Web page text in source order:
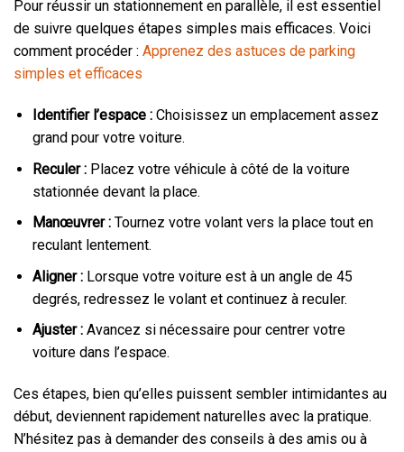
Pour réussir un stationnement en parallèle, il est essentiel
de suivre quelques étapes simples mais efficaces. Voici
comment procéder : Apprenez des astuces de parking
simples et efficaces
Identifier l’espace :Choisissez un emplacement assez
grand pour votre voiture.
Reculer :Placez votre véhicule à côté de la voiture
stationnée devant la place.
Manœuvrer :Tournez votre volant vers la place tout en
reculant lentement.
Aligner :Lorsque votre voiture est à un angle de 45
degrés, redressez le volant et continuez à reculer.
Ajuster :Avancez si nécessaire pour centrer votre
voiture dans l’espace.
Ces étapes, bien qu’elles puissent sembler intimidantes au
début, deviennent rapidement naturelles avec la pratique.
N’hésitez pas à demander des conseils à des amis ou à